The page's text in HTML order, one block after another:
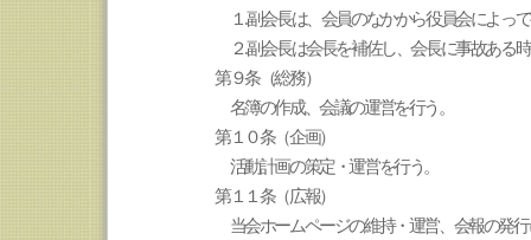
１ .副会長は、会員のなかから役員会によっ
２.副会長は会長を補佐し、会長に事故ある
第９条（総務）
名簿の作成、会議の運営を行う。
第１０条（企画）
活動計画の策定・運営を行う。
第１１条（広報）
当会ホームページの維持・運営、会報の発